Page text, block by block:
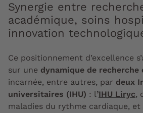
Synergie entre
académique, soins
innovation
Ce positionnement d’excellence
sur une dynamique de recherche
incarnée, entre autres, par deux
universitaires (IHU) : l’IHU Liryc,
maladies du rythme cardiaque, et